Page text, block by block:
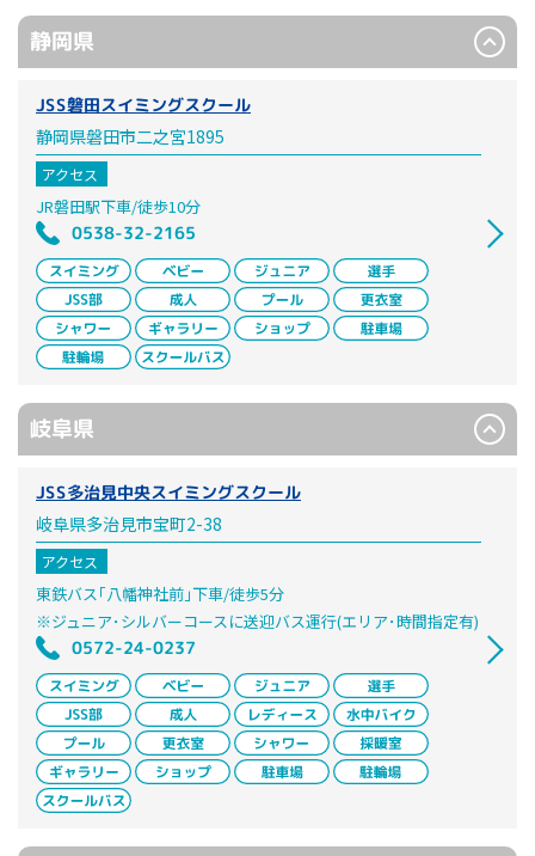
静岡県
JSS磐田スイミングスクール
静岡県磐田市二之宮1895
アクセス
JR磐田駅下車/徒歩10分
0538-32-2165
岐阜県
JSS多治見中央スイミングスクール
岐阜県多治見市宝町2-38
アクセス
東鉄バス｢八幡神社前｣下車/徒歩5分
※ジュニア･シルバーコースに送迎バス運行(エリア･時間指定有)
0572-24-0237